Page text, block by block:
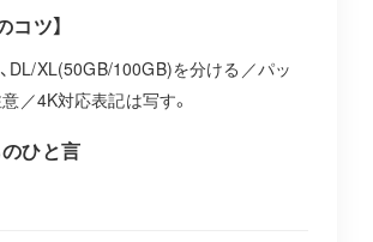
コツ】
DL/XL(50GB/100GB)を分ける／パッ
／4K対応表記は写す。
ひと言